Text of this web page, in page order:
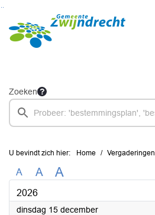
Ga naar de inhoud van deze pagina
Ga naar het zoeken
Ga naar het menu
Zoeken
U bevindt zich hier: Home Vergaderingen
A A A
2026
dinsdag 15 december2026